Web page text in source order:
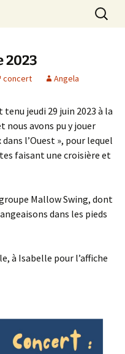
2023
concert Angela
tenu jeudi 29 juin 2023 à la
nous avons pu y jouer
l’Ouest », pour lequel
faisant une croisière et
Mallow Swing, dont
dans les pieds
à Isabelle pour l’affiche